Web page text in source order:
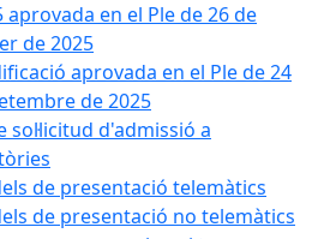
aprovada en el Ple de 26 de
de 2025
aprovada en el Ple de 24
de 2025
sol·licitud d'admissió a
de presentació telemàtics
de presentació no telemàtics